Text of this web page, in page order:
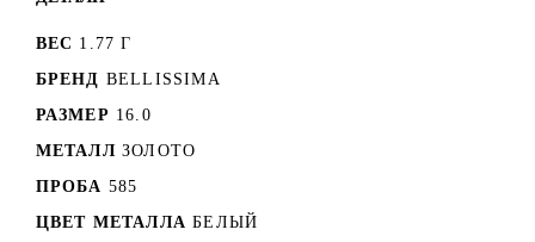
ВЕС 1.77 Г
БРЕНД BELLISSIMA
РАЗМЕР 16.0
МЕТАЛЛ ЗОЛОТО
ПРОБА 585
ЦВЕТ МЕТАЛЛА БЕЛЫЙ